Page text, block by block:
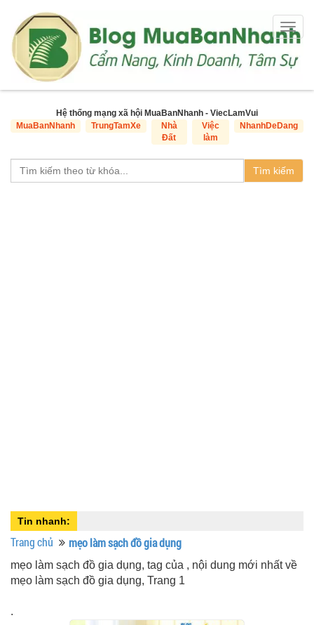
Hệ thống mạng xã hội MuaBanNhanh - ViecLamVui
MuaBanNhanh
TrungTamXe
Nhà
Đất
Việc
làm
NhanhDeDang
Tìm kiếm
Tin nhanh:
Trang chủ mẹo làm sạch đồ gia dụng
mẹo làm sạch đồ gia dụng, tag của , nội dung mới nhất về
mẹo làm sạch đồ gia dụng, Trang 1
.